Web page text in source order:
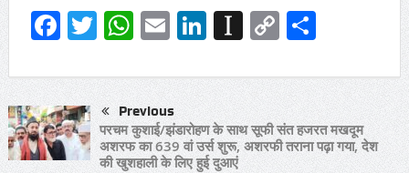
Facebook
Twitter
WhatsApp
EmailLinkedIn
Instapaper
CopyShare
Previous
परचम कुशाई/झंडारोहण के साथ सूफी संत हजरत मखदूम
अशरफ का 639 वां उर्स शुरू, अशरफी तराना पढ़ा गया, देश
की खुशहाली के लिए हुई दुआएं